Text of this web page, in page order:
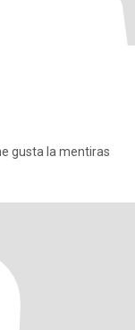
gusta la mentiras